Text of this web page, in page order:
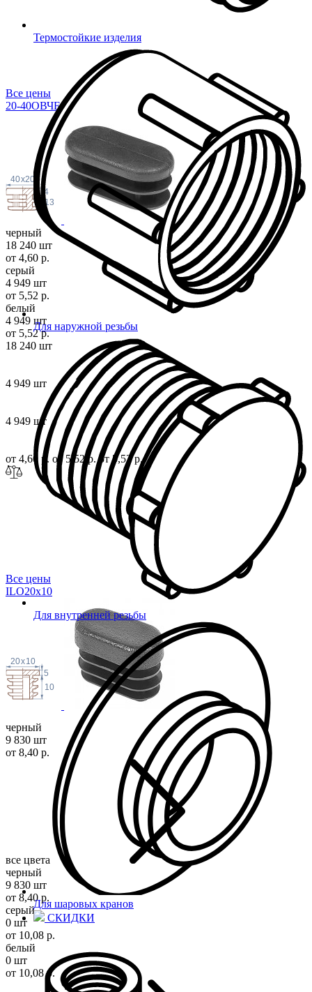
Термостойкие изделия
Для наружной резьбы
Для внутренней резьбы
Для шаровых кранов
СКИДКИ
Все цены
20-40ОВЧЕ
4
13
20
x
40
черный
18 240 шт
от 4,60 р.
серый
4 949 шт
от 5,52 р.
белый
4 949 шт
от 5,52 р.
18 240 шт
4 949 шт
4 949 шт
от 4,60 р. от 5,52 р.от 5,52 р.
Все цены
ILO20x10
5
10
10
x
20
черный
9 830 шт
от 8,40 р.
все цвета
черный
9 830 шт
от 8,40 р.
серый
0 шт
от 10,08 р.
белый
0 шт
от 10,08 р.